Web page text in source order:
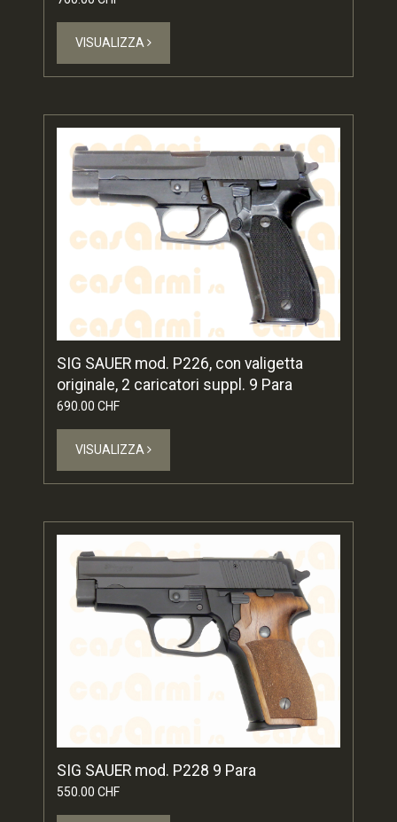
VISUALIZZA
SIG SAUER mod. P226, con valigetta
originale, 2 caricatori suppl. 9 Para
690.00 CHF
VISUALIZZA
SIG SAUER mod. P228 9 Para
550.00 CHF